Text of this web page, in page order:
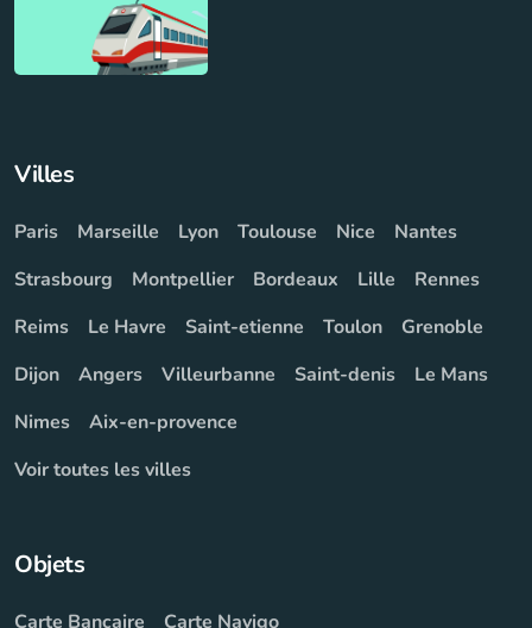
Villes
Paris Marseille Lyon Toulouse Nice
Nantes
Strasbourg
Montpellier Bordeaux Lille
Rennes
Reims
Le Havre Saint-etienne Toulon
Grenoble
Dijon
Angers Villeurbanne Saint-denis
Le Mans
Nimes
Aix-en-provence
Voir toutes les villes
Objets
Carte Bancaire Carte Navigo